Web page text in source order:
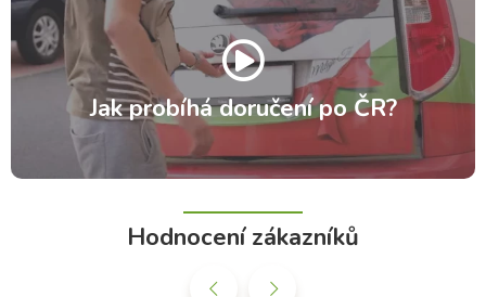
Jak probíhá doručení po ČR?
Hodnocení zákazníků